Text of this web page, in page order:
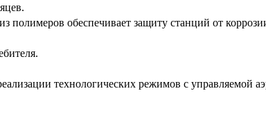
полимеров обеспечивает защиту станций от
технологических режимов с управляемой